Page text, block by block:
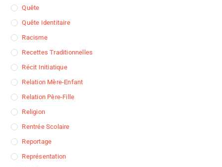
Quête
Quête Identitaire
Racisme
Recettes Traditionnelles
Récit Initiatique
Relation Mère-Enfant
Relation Père-Fille
Religion
Rentrée Scolaire
Reportage
Représentation